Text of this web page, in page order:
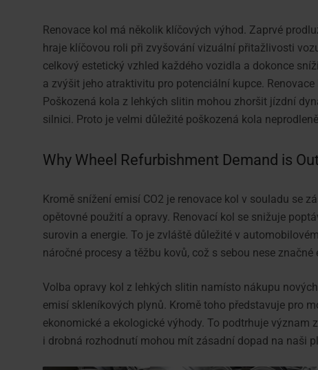
Renovace kol má několik klíčových výhod. Zaprvé
hraje klíčovou roli při zvyšování vizuální přitažlivosti
celkový estetický vzhled každého vozidla a dokonce
a zvýšit jeho atraktivitu pro potenciální kupce.
Poškozená kola z lehkých slitin mohou zhoršit jízdní
silnici. Proto je velmi důležité poškozená kola
Why Wheel Refurbishment Demand is
Kromě snížení emisí CO2 je renovace kol v souladu se
opětovné použití a opravy. Renovací kol se snižuje
surovin a energie. To je zvláště důležité v
náročné procesy a těžbu kovů, což s sebou nese
Volba opravy kol z lehkých slitin namísto nákupu
emisí skleníkových plynů. Kromě toho představuje pro
ekonomické a ekologické výhody. To podtrhuje
i drobná rozhodnutí mohou mít zásadní dopad na naši